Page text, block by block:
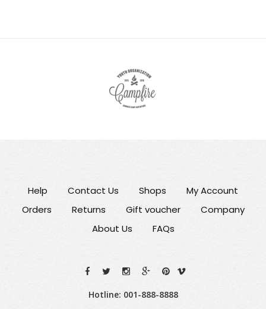
Help Contact Us Shops
My Account
Orders
Returns Gift voucher
Company
About Us
FAQs
Hotline: 001-888-8888